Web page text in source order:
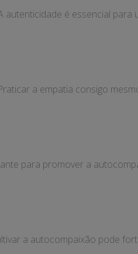
é essencial para
a empatia consigo
para promover a
a autocompaixão pode